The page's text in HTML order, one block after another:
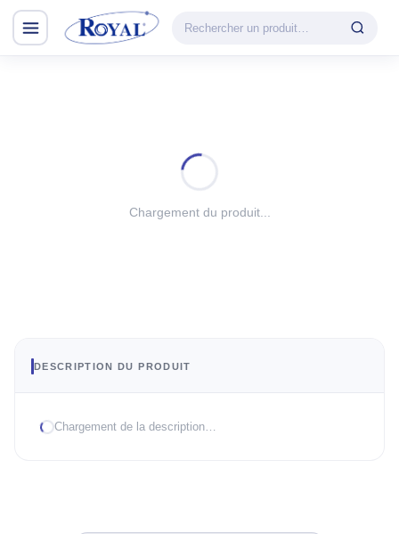
CHAUFFAGE
Chargement du produit...
DESCRIPTION DU PRODUIT
Chargement de la description…